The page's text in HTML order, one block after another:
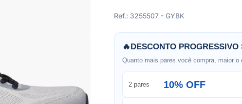
Ref.: 3255507 - GYBK
🔥DESCONTO PROGRESSIVO
Quanto mais pares você compra, maior o
2 pares 10% OFF